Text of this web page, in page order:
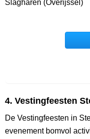
Slagharen (Overijssel)
4. Vestingfeesten
De Vestingfeesten in
evenement bomvol